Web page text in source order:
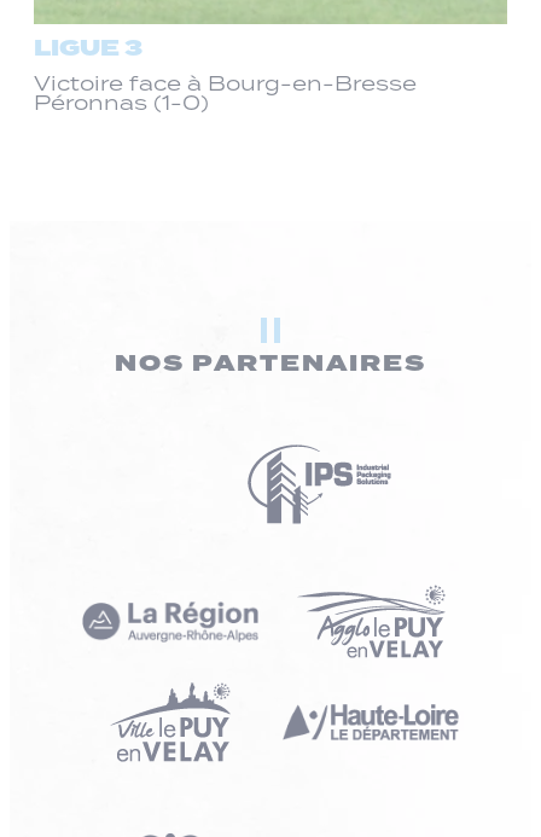
LIGUE 3
Victoire face à Bourg-en-Bresse
Péronnas (1-0)
NOS PARTENAIRES